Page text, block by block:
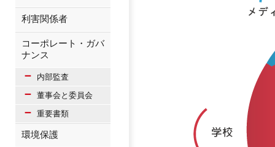
利害関係者
コーポレート・ガバ
ナンス
内部監査
董事会と委員会
重要書類
環境保護